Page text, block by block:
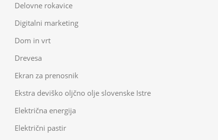
Delovne rokavice
Digitalni marketing
Dom in vrt
Drevesa
Ekran za prenosnik
Ekstra deviško oljčno olje slovenske Istre
Električna energija
Električni pastir